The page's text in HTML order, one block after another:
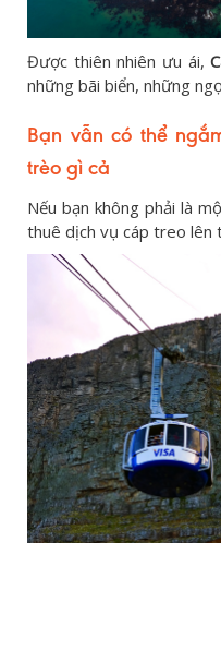
Được thiên nhiên ưu ái,
những bãi biển, những
Bạn vẫn có thể
trèo gì cả
Nếu bạn không phải là
thuê dịch vụ cáp treo lên